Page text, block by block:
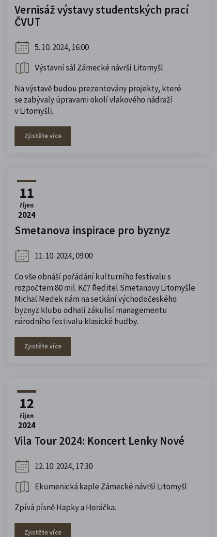
Vernisáž výstavy studentských prací
ČVUT
5. 10. 2024, 16:00
Výstavní sál Zámecké návrší Litomyšl
Na výstavě budou prezentovány projekty, které
se zabývaly úpravami okolí vlakového nádraží
v Litomyšli.
Zjistěte více
11
říjen
2024
Smetanova inspirace pro byznyz
11. 10. 2024, 09:00
Co vše obnáší pořádání kulturního festivalu s
rozpočtem 80 mil. Kč? Ředitel Smetanovy Litomyšle
Michal Medek nám na setkání východočeského
byznyz klubu odhalí zákulisí managementu
národního festivalu klasické hudby.
Zjistěte více
12
říjen
2024
Vila Tour 2024: Koncert Lenky Nové
12. 10. 2024, 17:30
Ekumenická kaple Zámecké návrší Litomyšl
Zpívá písně Hapky a Horáčka.
Zjistěte více